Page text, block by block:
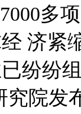
多
济紧
纷纷
院发